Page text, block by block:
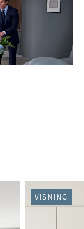
VISNING